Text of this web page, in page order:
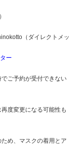
（ダイレクトメッ
ー
ご予約が受付できない
度変更になる可能性も
め、マスクの着用とア